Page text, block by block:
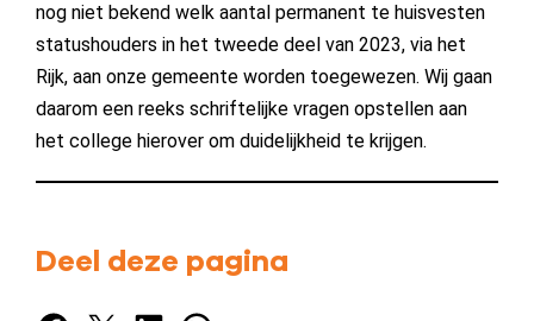
nog niet bekend welk aantal permanent te huisvesten
statushouders in het tweede deel van 2023, via het
Rijk, aan onze gemeente worden toegewezen. Wij gaan
daarom een reeks schriftelijke vragen opstellen aan
het college hierover om duidelijkheid te krijgen.
Deel deze pagina